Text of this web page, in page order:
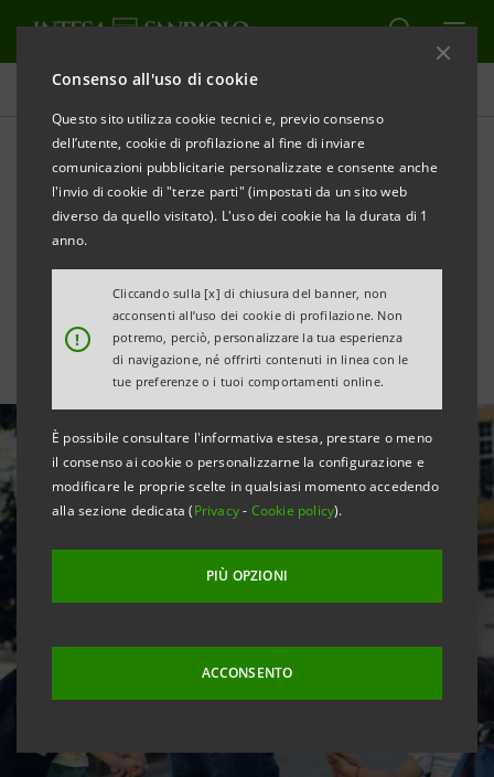
Consenso all'uso di cookie
Questo sito utilizza cookie tecnici e, previo consenso
dell’utente, cookie di profilazione al fine di inviare
comunicazioni pubblicitarie personalizzate e consente anche
l'invio di cookie di "terze parti" (impostati da un sito web
diverso da quello visitato). L'uso dei cookie ha la durata di 1
anno.
!
Cliccando sulla [x] di chiusura del banner, non
acconsenti all’uso dei cookie di profilazione. Non
potremo, perciò, personalizzare la tua esperienza
di navigazione, né offrirti contenuti in linea con le
tue preferenze o i tuoi comportamenti online.
È possibile consultare l'informativa estesa, prestare o meno
il consenso ai cookie o personalizzarne la configurazione e
modificare le proprie scelte in qualsiasi momento accedendo
alla sezione dedicata (Privacy- Cookie policy).
PIÙ OPZIONI
ACCONSENTO
Ricerche Comportamentali
Importanza della
formazione scolastica dei
figli